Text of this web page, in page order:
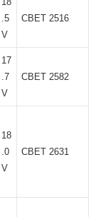
.5
V
CBET 2516
17
.7
V
CBET 2582
18
.0
V
CBET 2631